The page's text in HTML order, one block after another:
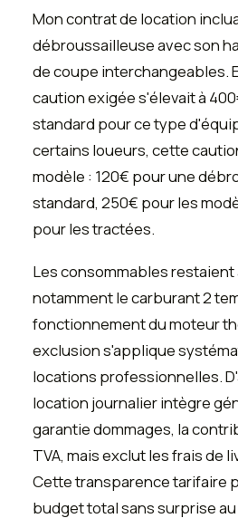
Mon contrat de location
débroussailleuse avec son
de coupe interchangeables.
caution exigée s'élevait à
standard pour ce type
certains loueurs, cette
modèle : 120€ pour une
standard, 250€ pour les
pour les tractées.
Les consommables restaient
notamment le carburant 2
fonctionnement du moteur
exclusion s'applique
locations professionnelles.
location journalier intègre
garantie dommages, la
TVA, mais exclut les frais de
Cette transparence tarifaire
budget total sans surprise